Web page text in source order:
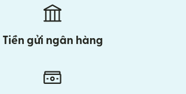
Tiền gửi ngân hàng